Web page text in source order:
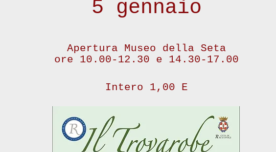
5 gennaio
Apertura Museo della Seta
ore 10.00-12.30 e 14.30-17.00
Intero 1,00 E